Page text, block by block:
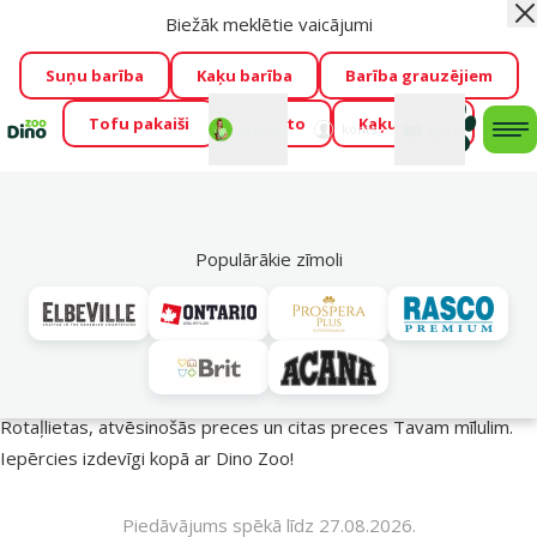
Visu mēnesi Dino Zoo piedāvā lieliskas cenas mīluļu TOP
barībām! 🍖→Skatīt piedāvājumu!
Fotokonkurss “GADA ŪSAIŅI”!
Varbūt tieši Tavs mīlulis
būs 2027. gada zvaigzne
→Piedalīties
Mans
konts
Biežāk meklētie vaicājumi
Suņu barība Kaķu barība Barība grauzējiem
Tofu pakaiši Foresto Kaķu mājas
Populārākie zīmoli
Vasara turpinās – atlaides katrai gaumei!
Rotaļlietas, atvēsinošās preces un citas preces Tavam mīlulim.
Iepērcies izdevīgi kopā ar Dino Zoo!
Piedāvājums spēkā līdz 27.08.2026.